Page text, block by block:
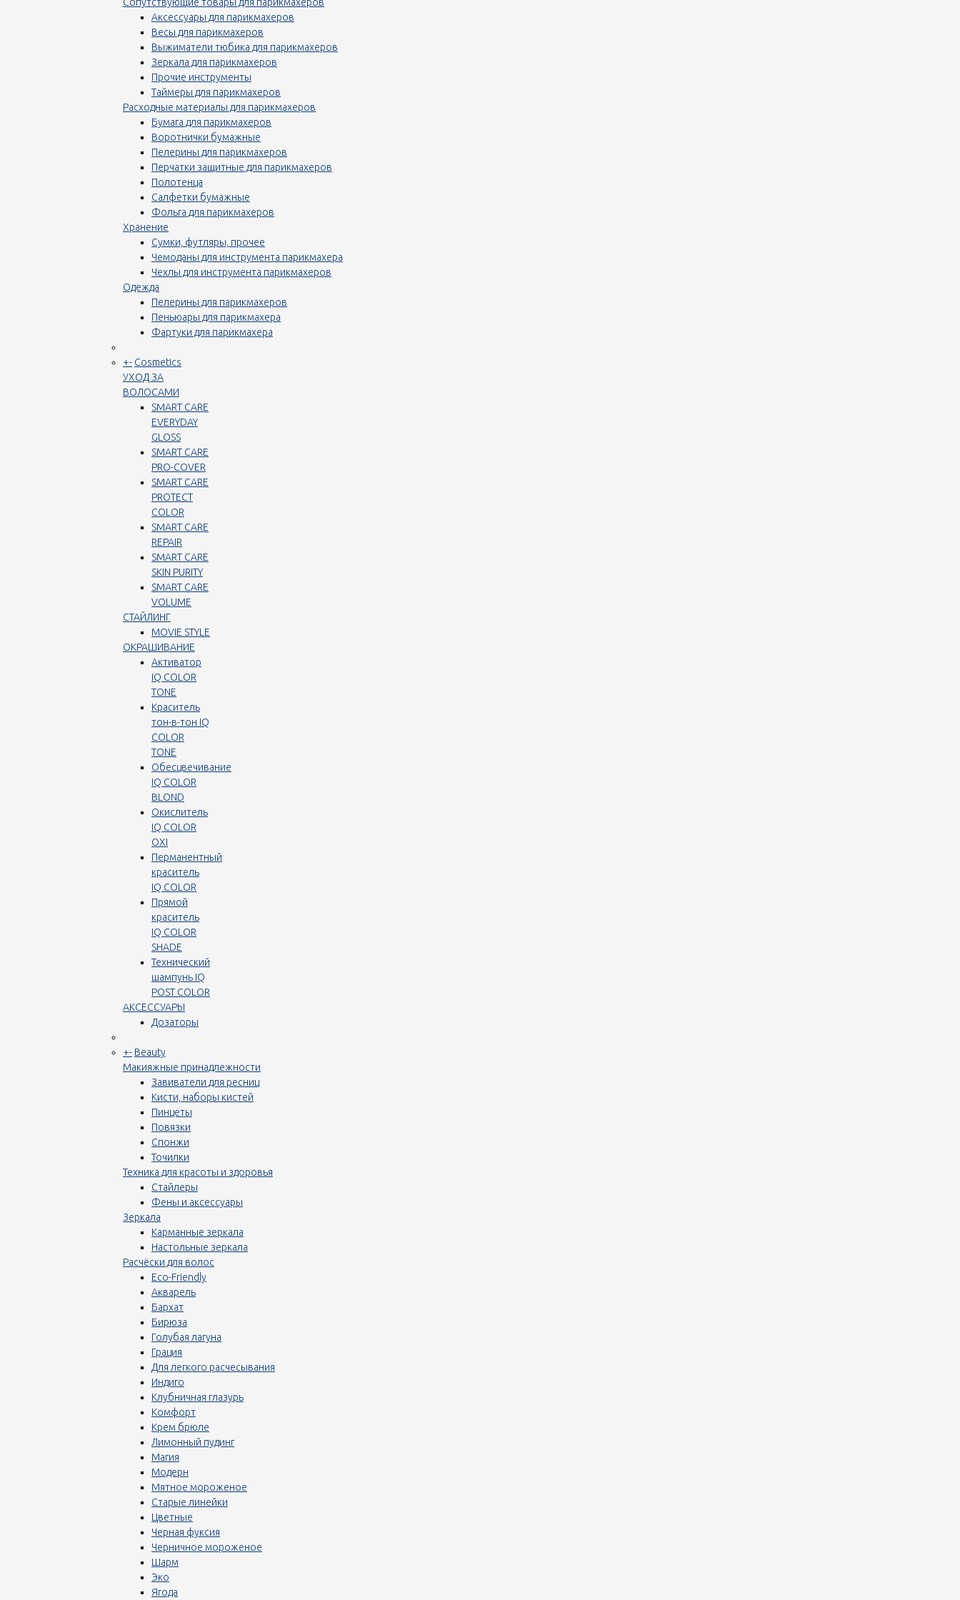
Аксессуары для парикмахеров
Весы для парикмахеров
Выжиматели тюбика для парикмахеров
Зеркала для парикмахеров
Прочие инструменты
Таймеры для парикмахеров
Расходные материалы для парикмахеров
Бумага для парикмахеров
Воротнички бумажные
Пелерины для парикмахеров
Перчатки защитные для парикмахеров
Полотенца
Салфетки бумажные
Фольга для парикмахеров
Хранение
Сумки, футляры, прочее
Чемоданы для инструмента парикмахера
Чехлы для инструмента парикмахеров
Одежда
Пелерины для парикмахеров
Пеньюары для парикмахера
Фартуки для парикмахера
+- Cosmetics
УХОД ЗА
ВОЛОСАМИ
SMART CARE
EVERYDAY
GLOSS
SMART CARE
PRO-COVER
SMART CARE
PROTECT
COLOR
SMART CARE
REPAIR
SMART CARE
SKIN PURITY
SMART CARE
VOLUME
СТАЙЛИНГ
MOVIE STYLE
ОКРАШИВАНИЕ
Активатор
IQ COLOR
TONE
Краситель
тон-в-тон IQ
COLOR
TONE
Обесцвечивание
IQ COLOR
BLOND
Окислитель
IQ COLOR
OXI
Перманентный
краситель
IQ COLOR
Прямой
краситель
IQ COLOR
SHADE
Технический
шампунь IQ
POST COLOR
АКСЕССУАРЫ
Дозаторы
+- Beauty
Макияжные принадлежности
Завиватели для ресниц
Кисти, наборы кистей
Пинцеты
Повязки
Спонжи
Точилки
Техника для красоты и здоровья
Стайлеры
Фены и аксессуары
Зеркала
Карманные зеркала
Настольные зеркала
Расчёски для волос
Eco-Friendly
Акварель
Бархат
Бирюза
Голубая лагуна
Грация
Для легкого расчесывания
Индиго
Клубничная глазурь
Комфорт
Крем брюле
Лимонный пудинг
Магия
Модерн
Мятное мороженое
Старые линейки
Цветные
Черная фуксия
Черничное мороженое
Шарм
Эко
Ягода